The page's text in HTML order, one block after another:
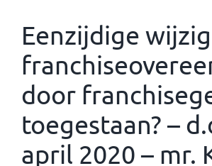
Eenzijdige
door
toegestaan? –
april 2020 – mr.